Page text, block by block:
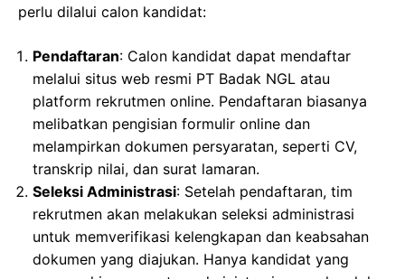
perlu dilalui calon kandidat:
Pendaftaran: Calon kandidat dapat mendaftar
melalui situs web resmi PT Badak NGL atau
platform rekrutmen online. Pendaftaran biasanya
melibatkan pengisian formulir online dan
melampirkan dokumen persyaratan, seperti CV,
transkrip nilai, dan surat lamaran.
Seleksi Administrasi: Setelah pendaftaran, tim
rekrutmen akan melakukan seleksi administrasi
untuk memverifikasi kelengkapan dan keabsahan
dokumen yang diajukan. Hanya kandidat yang